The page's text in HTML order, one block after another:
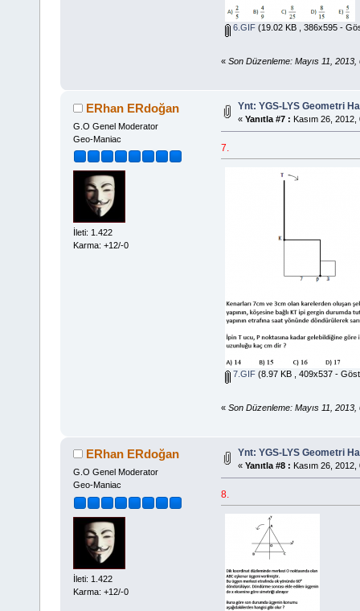
6.GIF(19.02 KB , 386x595 -
« Son Düzenleme: Mayıs 11,
ERhan ERdoğan
G.O Genel Moderator
Geo-Maniac
İleti: 1.422
Karma: +12/-0
Ynt: YGS-LYS Geometri
« Yanıtla #7 : Kasım 26,
7.
7.GIF(8.97 KB , 409x537 -
« Son Düzenleme: Mayıs 11,
ERhan ERdoğan
G.O Genel Moderator
Geo-Maniac
İleti: 1.422
Karma: +12/-0
Ynt: YGS-LYS Geometri
« Yanıtla #8 : Kasım 26,
8.